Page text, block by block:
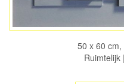
50 x 60
Ruimtelijk